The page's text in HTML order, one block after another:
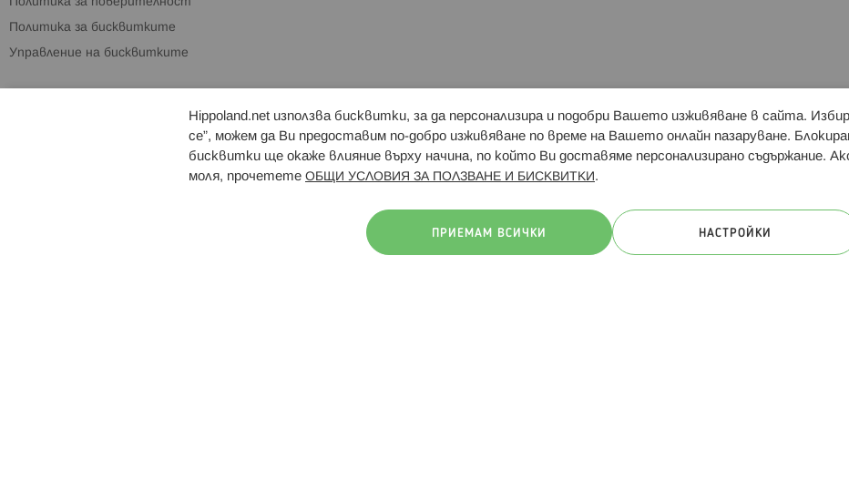
Политика за бисквитките
Управление на бисквитките
Брошури Магазини Свързани сайтове: Hippoland.ro Последвайте ни:
Hippoland.net използва бисквитки, за да персонализира и подобри Вашето изживяване в сайта.
се”, можем да Ви предоставим по-добро изживяване по време на Вашето онлайн пазаруване.
бисквитки ще окаже влияние върху начина, по който Ви доставяме персонализирано съдържание.
моля, прочетете ОБЩИ УСЛОВИЯ ЗА ПОЛЗВАНЕ И БИСКВИТКИ .
ПРИЕМАМ ВСИЧКИ НАСТРОЙКИ